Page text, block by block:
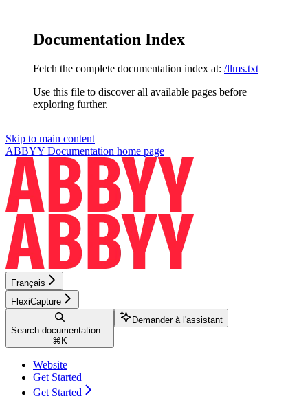
Documentation Index
Fetch the complete documentation index at: /llms.txt
Use this file to discover all available pages before
exploring further.
Skip to main content
ABBYY Documentation home page
Français
FlexiCapture
Search documentation...
⌘ K
Demander à l'assistant
Website
Get Started
Get Started